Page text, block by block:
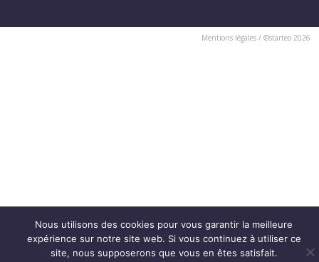
Mentions légales / ©starteo 2026
Nous utilisons des cookies pour vous garantir la meilleure
expérience sur notre site web. Si vous continuez à utiliser ce
site, nous supposerons que vous en êtes satisfait.